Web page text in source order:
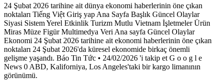
24 Şubat 2026 tarihine ait dünya ekonomi haberlerinin öne çıkan
noktaları Tiếng Việt Giriş yap Ana Sayfa Başlık Güncel Olaylar
Siyasi Sistem Yerel Etkinlik Turizm Mutlu Vietnam İşletmeler Ürün
Miras Müze Figür Multimedya Veri Ana sayfa Güncel Olaylar
Ekonomi 24 Şubat 2026 tarihine ait ekonomi haberlerinin öne çıkan
noktaları 24 Şubat 2026'da küresel ekonomide birkaç önemli
gelişme yaşandı. Báo Tin Tức • 24/02/2026 'i takip et G o o g l e
News 0 ABD, Kaliforniya, Los Angeles'taki bir kargo limanının
görünümü.